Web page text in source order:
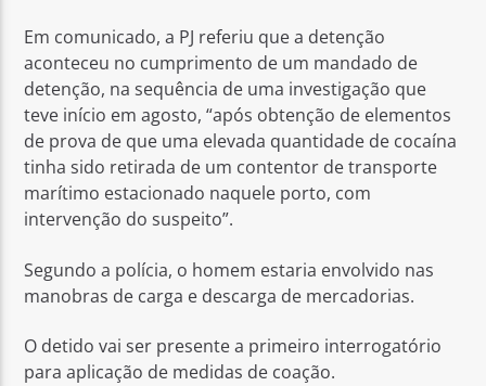
Em comunicado, a PJ referiu que a detenção
aconteceu no cumprimento de um mandado de
detenção, na sequência de uma investigação que
teve início em agosto, “após obtenção de elementos
de prova de que uma elevada quantidade de cocaína
tinha sido retirada de um contentor de transporte
marítimo estacionado naquele porto, com
intervenção do suspeito”.
Segundo a polícia, o homem estaria envolvido nas
manobras de carga e descarga de mercadorias.
O detido vai ser presente a primeiro interrogatório
para aplicação de medidas de coação.